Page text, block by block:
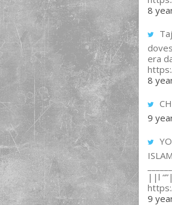
8
era
8
9
||l
9